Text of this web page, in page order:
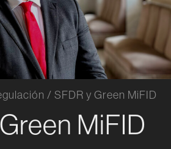
/ SFDR y Green MiFID
MiFID